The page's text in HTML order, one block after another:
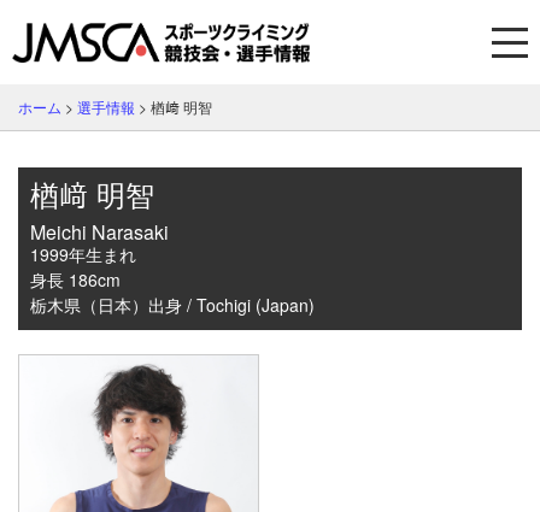
ホーム > 選手情報 > 楢﨑 明智
楢﨑 明智
Meichi Narasaki
1999年生まれ
身長 186cm
栃木県（日本）出身 / Tochigi (Japan)